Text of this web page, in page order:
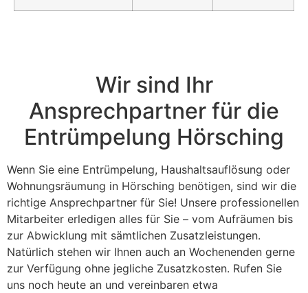
Wir sind Ihr
Ansprechpartner für die
Entrümpelung Hörsching
Wenn Sie eine Entrümpelung, Haushaltsauflösung oder
Wohnungsräumung in Hörsching benötigen, sind wir die
richtige Ansprechpartner für Sie! Unsere professionellen
Mitarbeiter erledigen alles für Sie – vom Aufräumen bis
zur Abwicklung mit sämtlichen Zusatzleistungen.
Natürlich stehen wir Ihnen auch an Wochenenden gerne
zur Verfügung ohne jegliche Zusatzkosten. Rufen Sie
uns noch heute an und vereinbaren etwa